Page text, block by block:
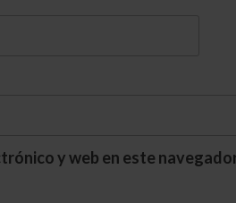
y web en este